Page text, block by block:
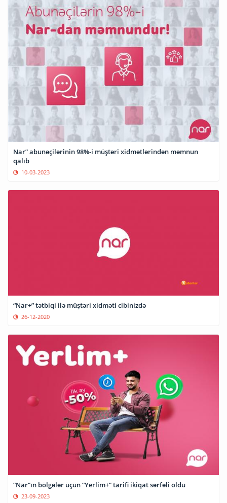
Nar” abunəçilərinin 98%-i müştəri xidmətlərindən məmnun
qalıb
10-03-2023
“Nar+” tətbiqi ilə müştəri xidməti cibinizdə
26-12-2020
“Nar”ın bölgələr üçün “Yerlim+” tarifi ikiqat sərfəli oldu
23-09-2023